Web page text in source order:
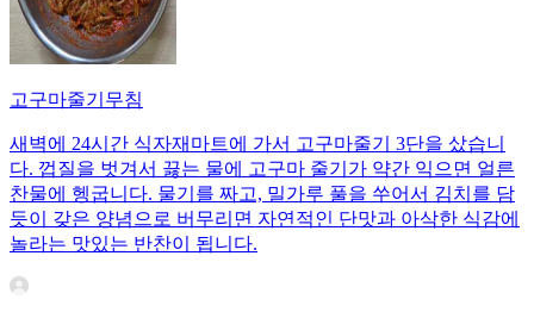
고구마줄기무침
새벽에 24시간 식자재마트에 가서 고구마줄기 3단을 샀습니
다. 껍질을 벗겨서 끓는 물에 고구마 줄기가 약간 익으면 얼른
찬물에 헹굽니다. 물기를 짜고, 밀가루 풀을 쑤어서 김치를 담
듯이 갖은 양념으로 버무리면 자연적인 단맛과 아삭한 식감에
놀라는 맛있는 반찬이 됩니다.